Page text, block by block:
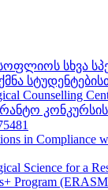
სხვა
Counselling
in Compliance
Science for a
Program